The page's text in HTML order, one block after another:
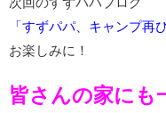
「すずパパ、キャンプ再び
お楽しみに！
皆さんの家にも